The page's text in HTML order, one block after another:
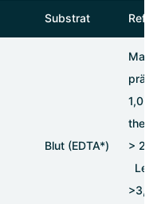
Substrat
Blut (EDTA*)
1,0 -
>
>3,0